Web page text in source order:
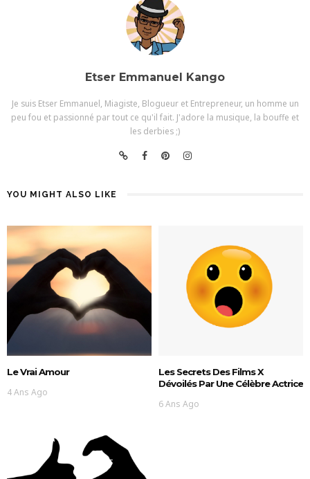
Etser Emmanuel Kango
Je suis Etser Emmanuel, Miagiste, Blogueur et Entrepreneur, un homme un
peu fou et passionné par tout ce qu'il fait. J'adore la musique, la bouffe et
les derbies ;)
YOU MIGHT ALSO LIKE
Le Vrai Amour
4 Ans Ago
Les Secrets Des Films X
Dévoilés Par Une Célèbre Actrice
6 Ans Ago